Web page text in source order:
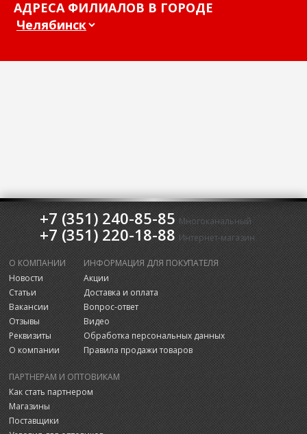
АДРЕСА ФИЛИАЛОВ В ГОРОДЕ
+7 (351) 240-85-85 Многоканальный
+7 (351) 220-18-88 Интернет-магазин
О КОМПАНИИ
Новости
Статьи
Вакансии
Отзывы
Реквизиты
О компании
ИНФОРМАЦИЯ ДЛЯ ПОКУПАТЕЛЯ
Акции
Доставка и оплата
Вопрос-ответ
Видео
Обработка персональных данных
Правила продажи товаров
ПАРТНЕРАМ И ОПТОВИКАМ
Как стать партнером
Магазины
Поставщики